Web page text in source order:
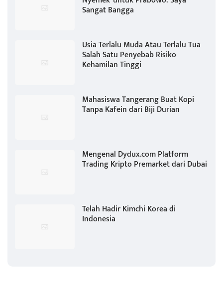
Sangat Bangga
Usia Terlalu Muda Atau Terlalu Tua
Salah Satu Penyebab Risiko
Kehamilan Tinggi
Mahasiswa Tangerang Buat Kopi
Tanpa Kafein dari Biji Durian
Mengenal Dydux.com Platform
Trading Kripto Premarket dari Dubai
Telah Hadir Kimchi Korea di
Indonesia